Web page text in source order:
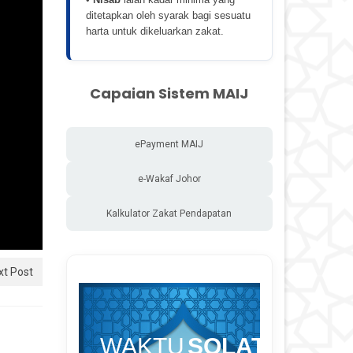
Post
ditetapkan oleh syarak bagi sesuatu
harta untuk dikeluarkan zakat.
Capaian Sistem MAIJ
ePayment MAIJ
e-Wakaf Johor
Kalkulator Zakat Pendapatan